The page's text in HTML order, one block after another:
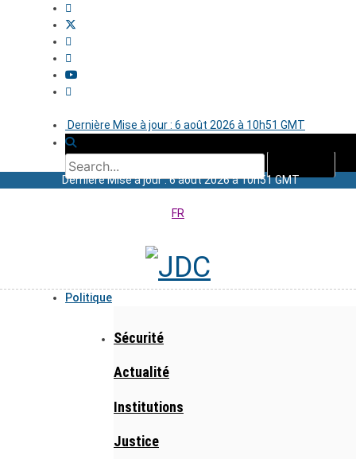
Dernière Mise à jour : 6 août 2026 à 10h51 GMT
Dernière Mise à jour : 6 août 2026 à 10h51 GMT
FR
Politique
Sécurité
Actualité
Institutions
Justice